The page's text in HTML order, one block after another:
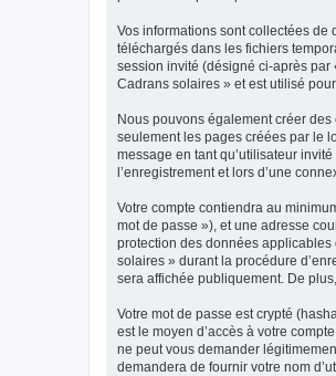
Vos informations sont collectées
téléchargés dans les fichiers
session invité (désigné ci-après
Cadrans solaires » et est utilisé
Nous pouvons également créer
seulement les pages créées par le
message en tant qu’utilisateur
l’enregistrement et lors d’une
Votre compte contiendra au
mot de passe »), et une adresse
protection des données applicables
solaires » durant la procédure
sera affichée publiquement. De
Votre mot de passe est crypté
est le moyen d’accès à votre
ne peut vous demander
demandera de fournir votre nom